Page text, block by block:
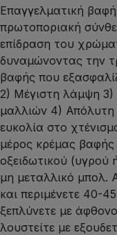
Επαγγελματική
πρωτοποριακή
επίδραση του
δυναμώνοντας την
βαφής που
2) Μέγιστη λάμψη
μαλλιών 4) Απόλυτη
ευκολία στο
μέρος κρέμας
οξειδωτικού (υγρού
μη μεταλλικό μπολ.
και περιμένετε 40-
ξεπλύνετε με
λουστείτε με